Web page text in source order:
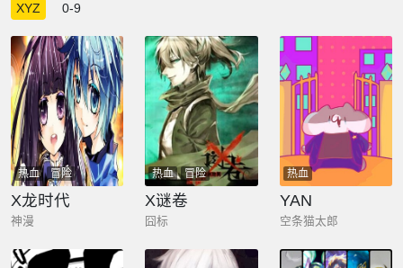
XYZ
0-9
热血 冒险
X龙时代
神漫
热血 冒险
X谜卷
囧标
热血
YAN
空条猫太郎